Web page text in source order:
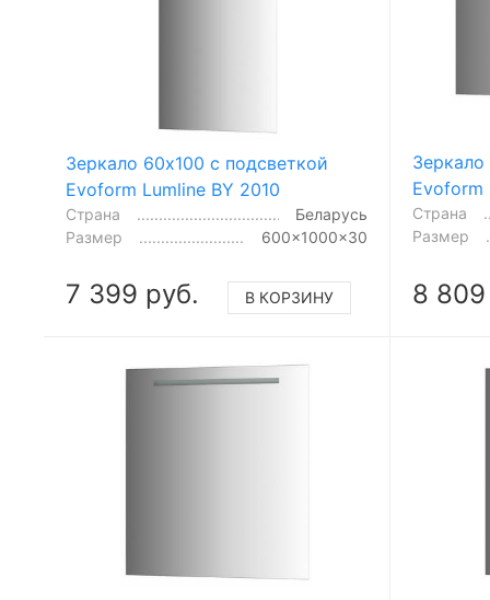
Зеркало 60x100 с подсветкой
Evoform Lumline BY 2010
Страна
Беларусь
Размер
600x1000x30
7 399 руб. В КОРЗИНУ
Evoform
Страна
Размер
8